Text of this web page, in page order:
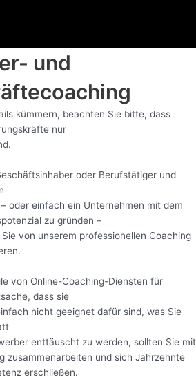
und
kümmern, beachten Sie bitte, dass
nur
oder Berufstätiger und
oder einfach ein Unternehmen mit dem
zu gründen –
von unserem professionellen Coaching
von Online-Coaching-Diensten für
dass sie
nicht geeignet dafür sind, was Sie
enttäuscht zu werden, sollten Sie mit
zusammenarbeiten und sich Jahrzehnte
erschließen.